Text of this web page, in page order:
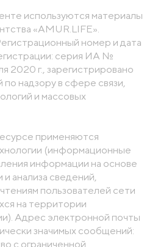
используются материалы
«AMUR.LIFE».
номер и дата
серия ИА №
г., зарегистрировано
надзору в сфере связи,
и массовых
применяются
(информационные
информации на основе
анализа сведений,
пользователей сети
на территории
Адрес электронной почты
значимых сообщений:
с ограниченной